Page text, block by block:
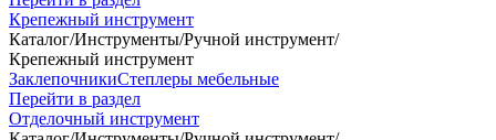
Крепежный инструмент
Каталог/Инструменты/Ручной инструмент/
Крепежный инструмент
ЗаклепочникиСтеплеры мебельные
Перейти в раздел
Отделочный инструмент